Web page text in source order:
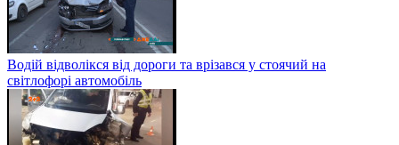
Водій відволікся від дороги та врізався у стоячий на
світлофорі автомобіль